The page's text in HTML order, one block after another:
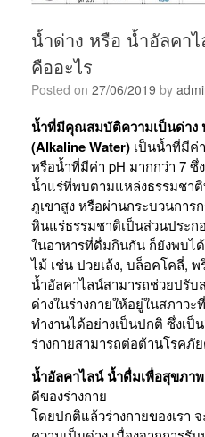
น้ำด่าง หรือ น้ำอัลคาไ
คืออะไร
Posted on 27/06/2019 by
น้ำที่มีคุณสมบัติความเป็นด่าง
(Alkaline Water) เป็นน้ำที่มีค่
หรือน้ำที่มีค่า pH มากกว่า 7
น้ำแร่ที่พบตามแหล่งธรรมชา
ภูเขาสูง หรือผ่านกระบวนการ
หินแร่ธรรมชาติเป็นส่วนประ
ในอาหารที่ดื่มกินกัน ก็ยังพบไ
ไม้ เช่น ปวยเล้ง, บล็อคโคลี่,
น้ำอัลคาไลน์สามารถช่วยปรั
ด่างในร่างกายให้อยู่ในสภาวะ
ทำงานได้อย่างเป็นปกติ ซึ่งเ
ร่างกายสามารถต่อต้านโรคภั
น้ำอัลคาไลน์ น้ำดื่มเพื่อสุขภา
ดีของร่างกาย
โดยปกติแล้วร่างกายของเรา